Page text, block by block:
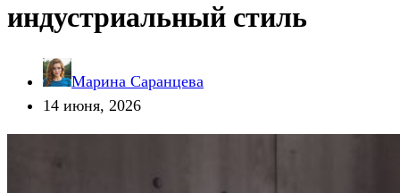
индустриальный стиль
Марина Саранцева
14 июня, 2026